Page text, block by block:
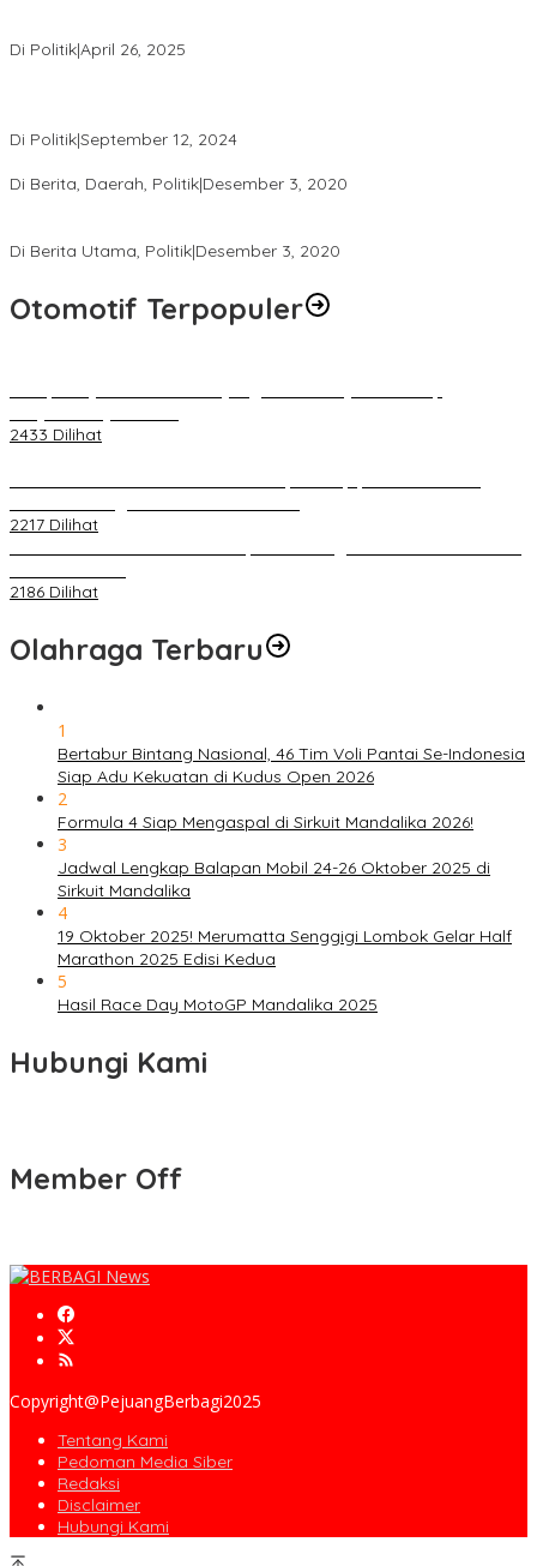
Di Politik|April 26, 2025
Di Politik|September 12, 2024
Di Berita, Daerah, Politik|Desember 3, 2020
Di Berita Utama, Politik|Desember 3, 2020
Otomotif Terpopuler
2433 Dilihat
2217 Dilihat
2186 Dilihat
Olahraga Terbaru
1
Bertabur Bintang Nasional, 46 Tim Voli Pantai Se-Indonesia
Siap Adu Kekuatan di Kudus Open 2026
2
Formula 4 Siap Mengaspal di Sirkuit Mandalika 2026!
3
Jadwal Lengkap Balapan Mobil 24-26 Oktober 2025 di
Sirkuit Mandalika
4
19 Oktober 2025! Merumatta Senggigi Lombok Gelar Half
Marathon 2025 Edisi Kedua
5
Hasil Race Day MotoGP Mandalika 2025
Hubungi Kami
Member Off
Copyright@PejuangBerbagi2025
Tentang Kami
Pedoman Media Siber
Redaksi
Disclaimer
Hubungi Kami